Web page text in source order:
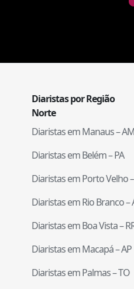
Diaristas por Região
Norte
Diaristas emManaus–AM
Diaristas emBelém–PA
Diaristas emPorto Velho–
Diaristas emRio Branco–
Diaristas emBoa Vista–
Diaristas emMacapá–AP
Diaristas emPalmas–TO